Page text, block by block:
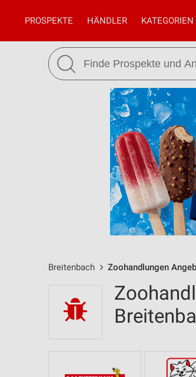
PROSPEKTE HÄNDLER KATEGORIEN
Breitenbach Zoohandlungen